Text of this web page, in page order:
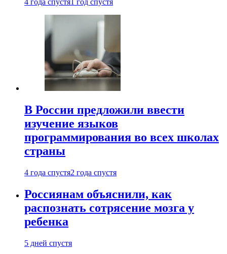
4 года спустя 1 год спустя
В России предложили ввести
изучение языков
программирования во всех школах
страны
4 года спустя2 года спустя
Россиянам объяснили, как
распознать сотрясение мозга у
ребенка
5 дней спустя